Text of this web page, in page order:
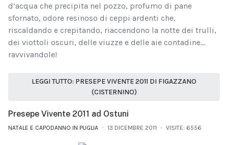
d’acqua che precipita nel pozzo, profumo di pane
sfornato, odore resinoso di ceppi ardenti che,
riscaldando e crepitando, riaccendono la notte dei trulli,
dei viottoli oscuri, delle viuzze e delle aie contadine…
ravvivandole!
LEGGI TUTTO: PRESEPE VIVENTE 2011 DI FIGAZZANO
(CISTERNINO)
Presepe Vivente 2011 ad Ostuni
NATALE E CAPODANNO IN PUGLIA 13 DICEMBRE 2011 VISITE: 6556